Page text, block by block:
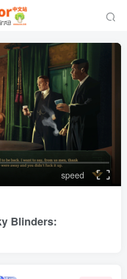
speed
Blinders: